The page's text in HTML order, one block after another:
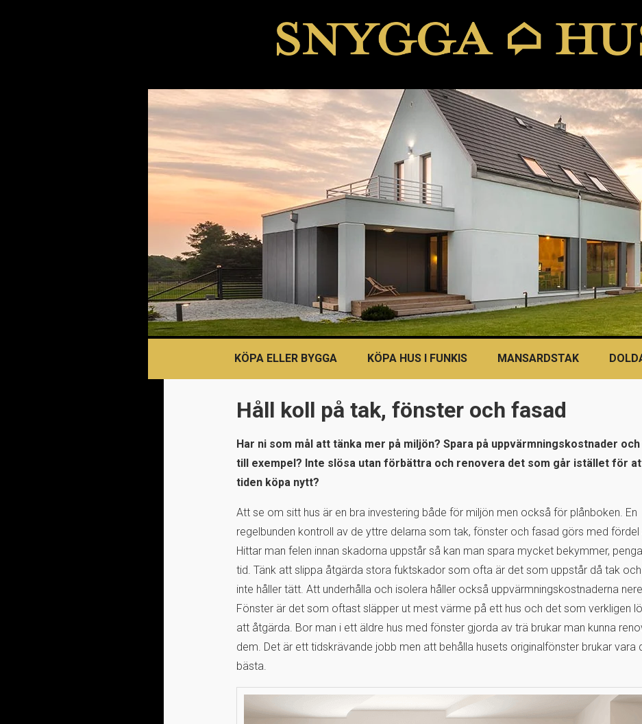
KÖPA ELLER BYGGA KÖPA HUS I FUNKIS MANSARDSTAK
Håll koll på tak, fönster och fasad
Har ni som mål att tänka mer på miljön? Spara på uppvärmningskostnader
till exempel? Inte slösa utan förbättra och renovera det som går istället för
tiden köpa nytt?
Att se om sitt hus är en bra investering både för miljön men också för plånboken. En
regelbunden kontroll av de yttre delarna som tak, fönster och fasad görs med fördel
Hittar man felen innan skadorna uppstår så kan man spara mycket bekymmer,
tid. Tänk att slippa åtgärda stora fuktskador som ofta är det som uppstår då tak
inte håller tätt. Att underhålla och isolera håller också uppvärmningskostnaderna
Fönster är det som oftast släpper ut mest värme på ett hus och det som verkligen
att åtgärda. Bor man i ett äldre hus med fönster gjorda av trä brukar man kunna
dem. Det är ett tidskrävande jobb men att behålla husets originalfönster brukar vara
bästa.